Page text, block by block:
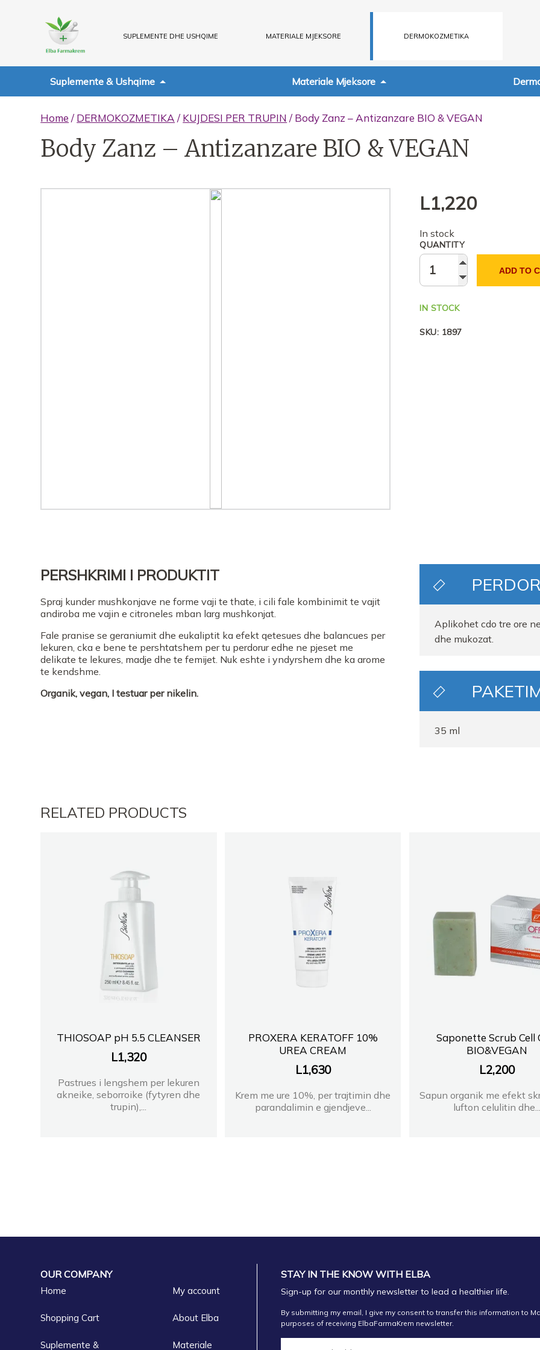
SUPLEMENTE DHE USHQIME MATERIALE MJEKSORE DERMOKOZMETIKA
Suplemente & Ushqime Materiale Mjeksore
Home / DERMOKOZMETIKA / KUJDESI PER TRUPIN / Body Zanz – Antizanzare BIO & VEGAN
Body Zanz – Antizanzare BIO & VEGAN
L1,220
In stock
QUANTITY
ADD TO
IN STOCK
SKU: 1897
PERSHKRIMI I PRODUKTIT
Spraj kunder mushkonjave ne forme vaji te thate, i cili fale kombinimit te vajit
andiroba me vajin e citroneles mban larg mushkonjat.
Fale pranise se geraniumit dhe eukaliptit ka efekt qetesues dhe balancues per
lekuren, cka e bene te pershtatshem per tu perdorur edhe ne pjeset me
delikate te lekures, madje dhe te femijet. Nuk eshte i yndyrshem dhe ka arome
te kendshme.
Organik, vegan, I testuar per nikelin.
Aplikohet cdo tre ore
dhe mukozat.
35 ml
RELATED PRODUCTS
THIOSOAP pH 5.5 CLEANSER
L1,320
Pastrues i lengshem per lekuren
akneike, seborroike (fytyren dhe
trupin),...
PROXERA KERATOFF 10%
UREA CREAM
L1,630
Krem me ure 10%, per trajtimin dhe
parandalimin e gjendjeve...
Saponette Scrub Cell
BIO&VEGAN
L2,200
Sapun organik me efekt
lufton celulitin
OUR COMPANY
Home My account
Shopping Cart About Elba
Suplemente & Materiale
STAY IN THE KNOW WITH ELBA
Sign-up for our monthly newsletter to lead a healthier life.
By submitting my email, I give my consent to transfer this information to
purposes of receiving ElbaFarmaKrem newsletter.